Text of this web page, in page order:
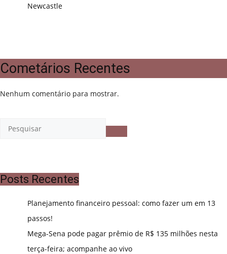
Newcastle
Cometários Recentes
Nenhum comentário para mostrar.
Posts Recentes
Planejamento financeiro pessoal: como fazer um em 13
passos!
Mega-Sena pode pagar prêmio de R$ 135 milhões nesta
terça-feira; acompanhe ao vivo